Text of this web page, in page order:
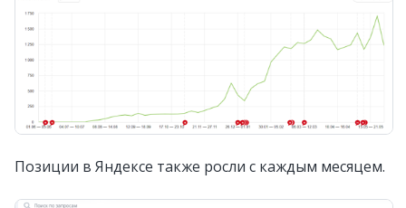
Позиции в Яндексе также росли с каждым месяцем.